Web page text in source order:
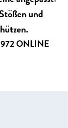
und
ONLINE